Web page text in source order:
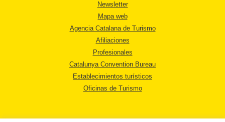
Newsletter
Mapa web
Agencia Catalana de Turismo
Afiliaciones
Profesionales
Catalunya Convention Bureau
Establecimientos turísticos
Oficinas de Turismo